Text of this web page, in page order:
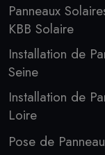
Panneaux
KBB Solaire
Installation de
Seine
Installation de
Loire
Pose de